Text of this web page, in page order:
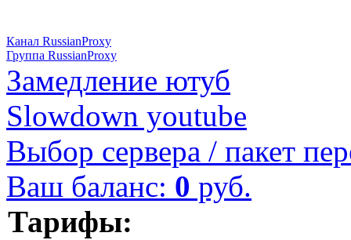
Канал RussianProxy
Группа RussianProxy
Замедление ютуб
Slowdown youtube
Выбор сервера / пакет
Ваш баланс: 0 руб.
Тарифы: